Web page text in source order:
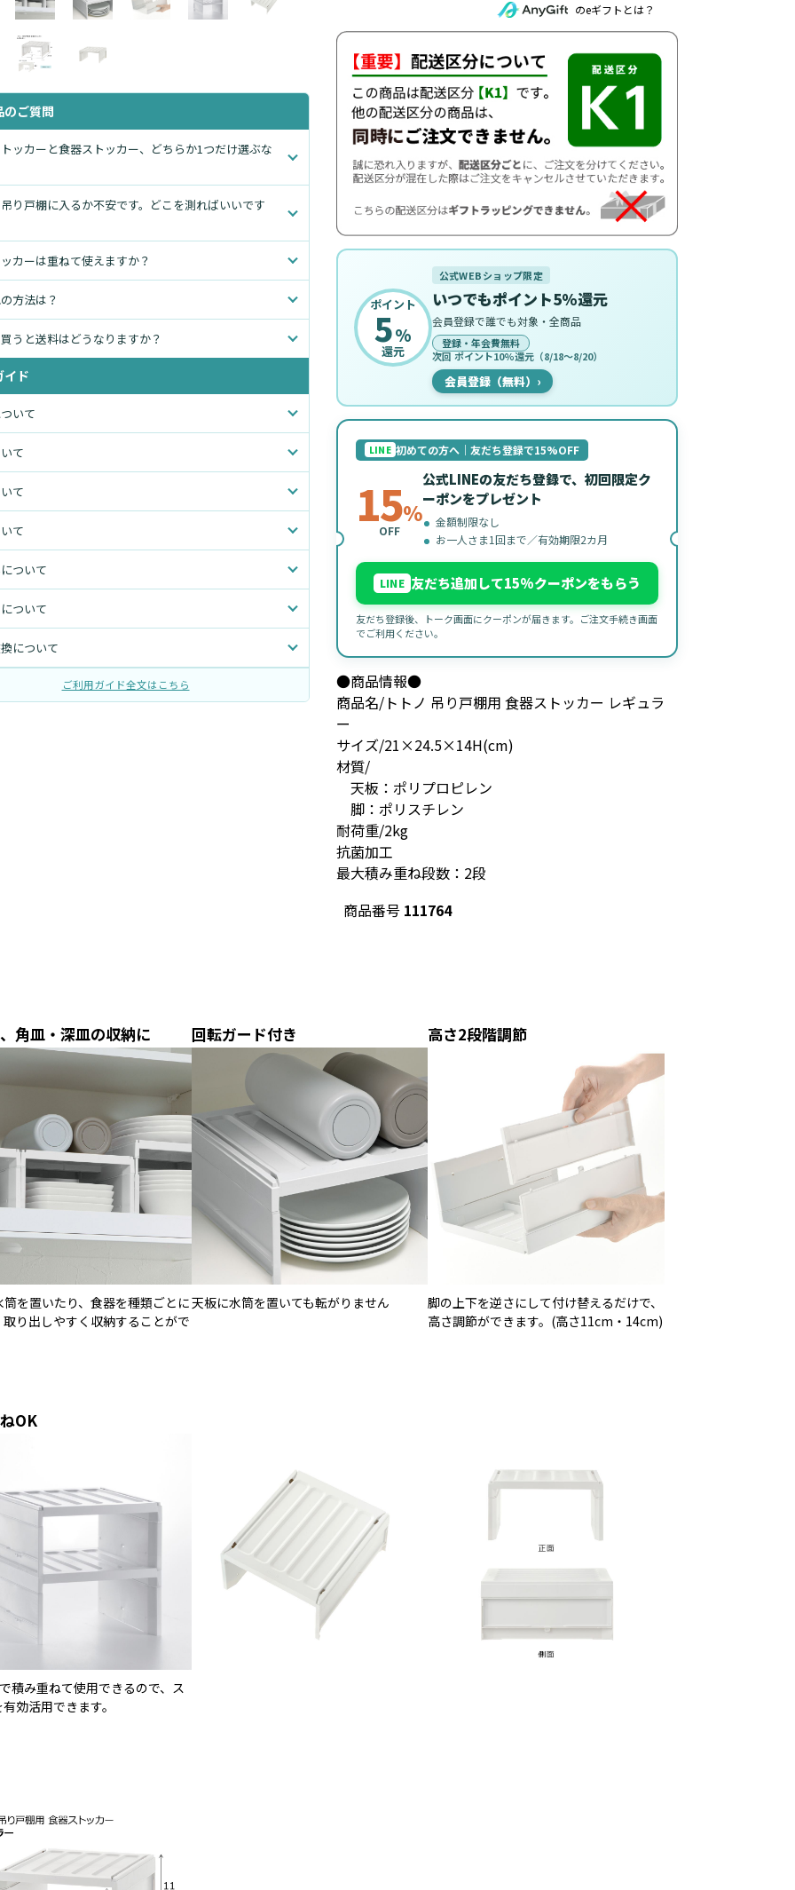
のご質問
ッカーと食器ストッカー、どちらか1つだけ選ぶな
り戸棚に入るか不安です。どこを測ればいいです
カーは重ねて使えますか？
方法は？
うと送料はどうなりますか？
イド
いて
て
て
て
ついて
ついて
について
ご利用ガイド全文はこちら
のeギフトとは？
ポイント
5%
還元
公式WEBショップ限定
いつでもポイント5%還元
会員登録で誰でも対象・全商品
登録・年会費無料
次回 ポイント10%還元（8/18〜8/20）
会員登録（無料） ›
LINE 初めての方へ｜友だち登録で15%OFF
15%
OFF
公式LINEの友だち登録で、初回限定ク
ーポンをプレゼント
金額制限なし
お一人さま1回まで／有効期限2カ月
LINE 友だち追加して15%クーポンをもらう
友だち登録後、トーク画面にクーポンが届きます。ご注文手続き画面
でご利用ください。
●商品情報●
商品名/トトノ 吊り戸棚用 食器ストッカー レギュラ
ー
サイズ/21×24.5×14H(cm)
材質/
天板：ポリプロピレン
脚：ポリスチレン
耐荷重/2kg
抗菌加工
最大積み重ね段数：2段
商品番号 111764
角皿・深皿の収納に
筒を置いたり、食器を種類ごとに
取り出しやすく収納することがで
回転ガード付き
天板に水筒を置いても転がりません
高さ2段階調節
脚の上下を逆さにして付け替えるだけで、
高さ調節ができます。(高さ11cm・14cm)
OK
積み重ねて使用できるので、ス
効活用できます。